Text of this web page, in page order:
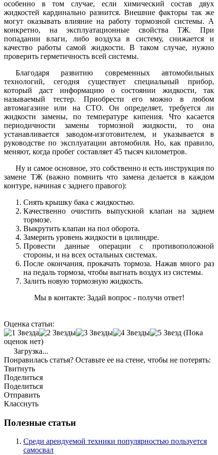
особенно в том случае, если химический состав двух
жидкостей кардинально разнится. Внешние факторы так же
могут оказывать влияние на работу тормозной системы. А
конкретно, на эксплуатационные свойства ТЖ. При
попадании влаги, либо воздуха в систему, снижается и
качество работы самой жидкости. В таком случае, нужно
проверить герметичность всей системы.
Благодаря развитию современных автомобильных
технологий, сегодня существует специальный прибор,
который даст информацию о состоянии жидкости, так
называемый тестер. Приобрести его можно в любом
автомагазине или на СТО. Он определяет, требуется ли
жидкости замены, по температуре кипения. Что касается
периодичности замены тормозной жидкости, то она
устанавливается заводом-изготовителем, и указывается в
руководстве по эксплуатации автомобиля. Но, как правило,
меняют, когда пробег составляет 45 тысяч километров.
Ну и самое основное, это собственно и есть инструкция по
замене ТЖ (важно помнить что замена делается в каждом
контуре, начиная с заднего правого):
Снять крышку бака с жидкостью.
Качественно очистить выпускной клапан на заднем
тормозе.
Выкрутить клапан на пол оборота.
Замерить уровень жидкости в цилиндре.
Провести данные операции с противоположной
стороны, и на всех остальных системах.
После окончания, прокачать тормоза. Нажав много раз
на педаль тормоза, чтобы выгнать воздух из системы.
Залить новую тормозную жидкость.
Мы в контакте: Задай вопрос - получи ответ!
Оценка статьи:
(Пока
оценок нет)
Загрузка...
Понравилась статья? Оставьте ее на стене, чтобы не потерять:
Твитнуть
Поделиться
Поделиться
Отправить
Класснуть
Полезные статьи
Среди арендуемой техники популярностью пользуется
самосвал